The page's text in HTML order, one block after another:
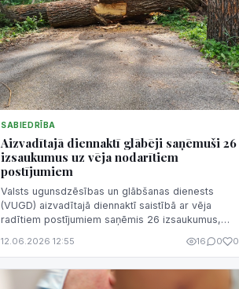
SABIEDRĪBA
Aizvadītajā diennaktī glābēji saņēmuši 26
izsaukumus uz vēja nodarītiem
postījumiem
Valsts ugunsdzēsības un glābšanas dienests
(VUGD) aizvadītajā diennaktī saistībā ar vēja
radītiem postījumiem saņēmis 26 izsaukumus,
12.06.2026 12:55 16 0 0